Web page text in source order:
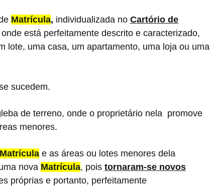
Matrícula, individualizada no Cartório de
está perfeitamente descrito e caracterizado,
lote, uma casa, um apartamento, uma loja ou uma
sucedem.
de terreno, onde o proprietário nela promove
menores.
Matrícula e as áreas ou lotes menores dela
nova Matrícula, pois tornaram-se novos
próprias e portanto, perfeitamente